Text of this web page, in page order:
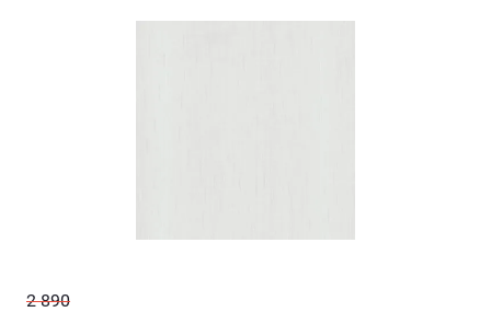
2 890